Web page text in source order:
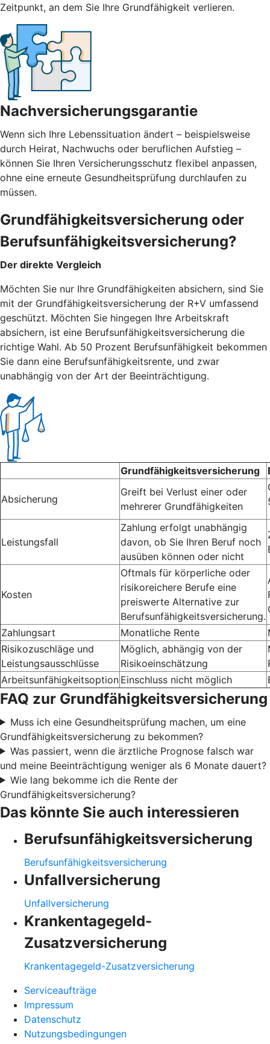
Zeitpunkt, an dem Sie Ihre Grundfähigkeit verlieren.
Nachversicherungsgarantie
Wenn sich Ihre Lebenssituation ändert – beispielsweise
durch Heirat, Nachwuchs oder beruflichen Aufstieg –
können Sie Ihren Versicherungsschutz flexibel anpassen,
ohne eine erneute Gesundheitsprüfung durchlaufen zu
müssen.
Grundfähigkeitsversicherung oder
Berufsunfähigkeitsversicherung?
Der direkte Vergleich
Möchten Sie nur Ihre Grundfähigkeiten absichern, sind Sie
mit der Grundfähigkeitsversicherung der R+V umfassend
geschützt. Möchten Sie hingegen Ihre Arbeitskraft
absichern, ist eine Berufsunfähigkeitsversicherung die
richtige Wahl. Ab 50 Prozent Berufsunfähigkeit bekommen
Sie dann eine Berufsunfähigkeitsrente, und zwar
unabhängig von der Art der Beeinträchtigung.
Grundfähigkeitsversicherung
Absicherung
Greift bei Verlust einer oder
mehrerer Grundfähigkeiten
Leistungsfall
Zahlung erfolgt unabhängig
davon, ob Sie Ihren Beruf noch
ausüben können oder nicht
Kosten
Oftmals für körperliche oder
risikoreichere Berufe eine
preiswerte Alternative zur
Berufsunfähigkeitsversicherung.
Zahlungsart
Monatliche Rente
Risikozuschläge und
Leistungsausschlüsse
Möglich, abhängig von der
Risikoeinschätzung
Arbeitsunfähigkeitsoption Einschluss nicht möglich
FAQ zur Grundfähigkeitsversicherung
Muss ich eine Gesundheitsprüfung machen, um eine
Grundfähigkeitsversicherung zu bekommen?
Was passiert, wenn die ärztliche Prognose falsch war
und meine Beeinträchtigung weniger als 6 Monate dauert?
Wie lang bekomme ich die Rente der
Grundfähigkeitsversicherung?
Das könnte Sie auch interessieren
Berufsunfähigkeitsversicherung
Berufsunfähigkeitsversicherung
Unfallversicherung
Unfallversicherung
Krankentagegeld-
Zusatzversicherung
Krankentagegeld-Zusatzversicherung
Serviceaufträge
Impressum
Datenschutz
Nutzungsbedingungen